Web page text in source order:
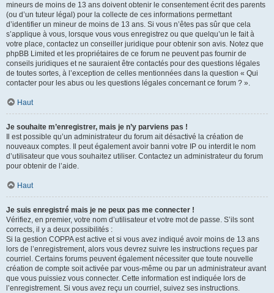
mineurs de moins de 13 ans doivent obtenir le consentement écrit des parents
(ou d’un tuteur légal) pour la collecte de ces informations permettant
d’identifier un mineur de moins de 13 ans. Si vous n’êtes pas sûr que cela
s’applique à vous, lorsque vous vous enregistrez ou que quelqu’un le fait à
votre place, contactez un conseiller juridique pour obtenir son avis. Notez que
phpBB Limited et les propriétaires de ce forum ne peuvent pas fournir de
conseils juridiques et ne sauraient être contactés pour des questions légales
de toutes sortes, à l’exception de celles mentionnées dans la question « Qui
contacter pour les abus ou les questions légales concernant ce forum ? ».
Haut
Je souhaite m’enregistrer, mais je n’y parviens pas !
Il est possible qu’un administrateur du forum ait désactivé la création de
nouveaux comptes. Il peut également avoir banni votre IP ou interdit le nom
d’utilisateur que vous souhaitez utiliser. Contactez un administrateur du forum
pour obtenir de l’aide.
Haut
Je suis enregistré mais je ne peux pas me connecter !
Vérifiez, en premier, votre nom d’utilisateur et votre mot de passe. S’ils sont
corrects, il y a deux possibilités :
Si la gestion COPPA est active et si vous avez indiqué avoir moins de 13 ans
lors de l’enregistrement, alors vous devrez suivre les instructions reçues par
courriel. Certains forums peuvent également nécessiter que toute nouvelle
création de compte soit activée par vous-même ou par un administrateur avant
que vous puissiez vous connecter. Cette information est indiquée lors de
l’enregistrement. Si vous avez reçu un courriel, suivez ses instructions.